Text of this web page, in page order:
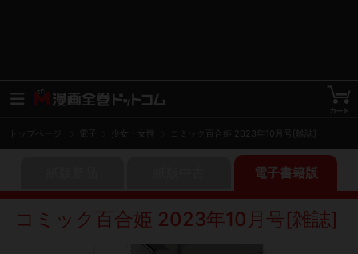
トップページ 少女・女性 コミック百合姫 2023年10月号[雑誌]
電子書籍版
コミック百合姫 2023年10月号[雑誌]